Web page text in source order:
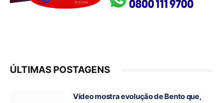
ÚLTIMAS POSTAGENS
Vídeo mostra evolução de Bento que,